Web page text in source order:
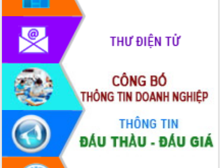
Nâng cao hiệu quả hoạt động của các
doanh nghiệp nhà nước
Hội nghị triển khai kết nối mạng
truyền số liệu chuyên dùng phục vụ cơ
quan Đảng, Nhà nước
Lễ phát động chuỗi hoạt động chung
tay làm sạch môi trường
Xã Ea Kar bước chuyển mình trong
công tác cải cách hành chính mô hình
mới
UBND tỉnh họp báo định kỳ tháng 4
năm 2026
Hội thảo khoa học “Giải pháp thúc đẩy
phát triển nền kinh tế xanh tại tỉnh
Đắk Lắk”